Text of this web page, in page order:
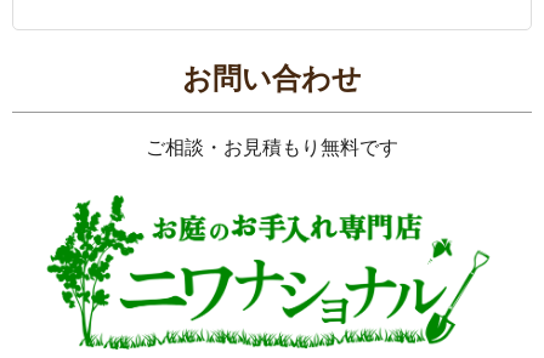
お問い合わせ
ご相談・お見積もり無料です